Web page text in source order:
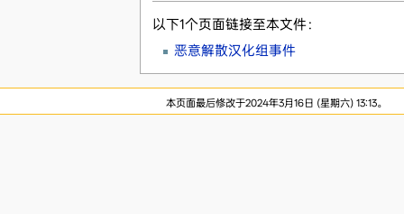
以下1个页面链接至本文件：
恶意解散汉化组事件
本页面最后修改于2024年3月16日 (星期六) 13:13。